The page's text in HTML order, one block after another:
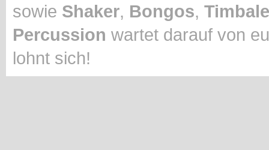
sowie Shaker, Bongos,
Percussion wartet darauf von
lohnt sich!